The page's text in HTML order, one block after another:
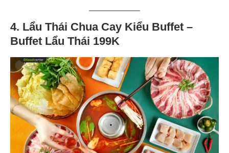
4. Lẩu Thái Chua Cay Kiểu Buffet –
Buffet Lẩu Thái 199K